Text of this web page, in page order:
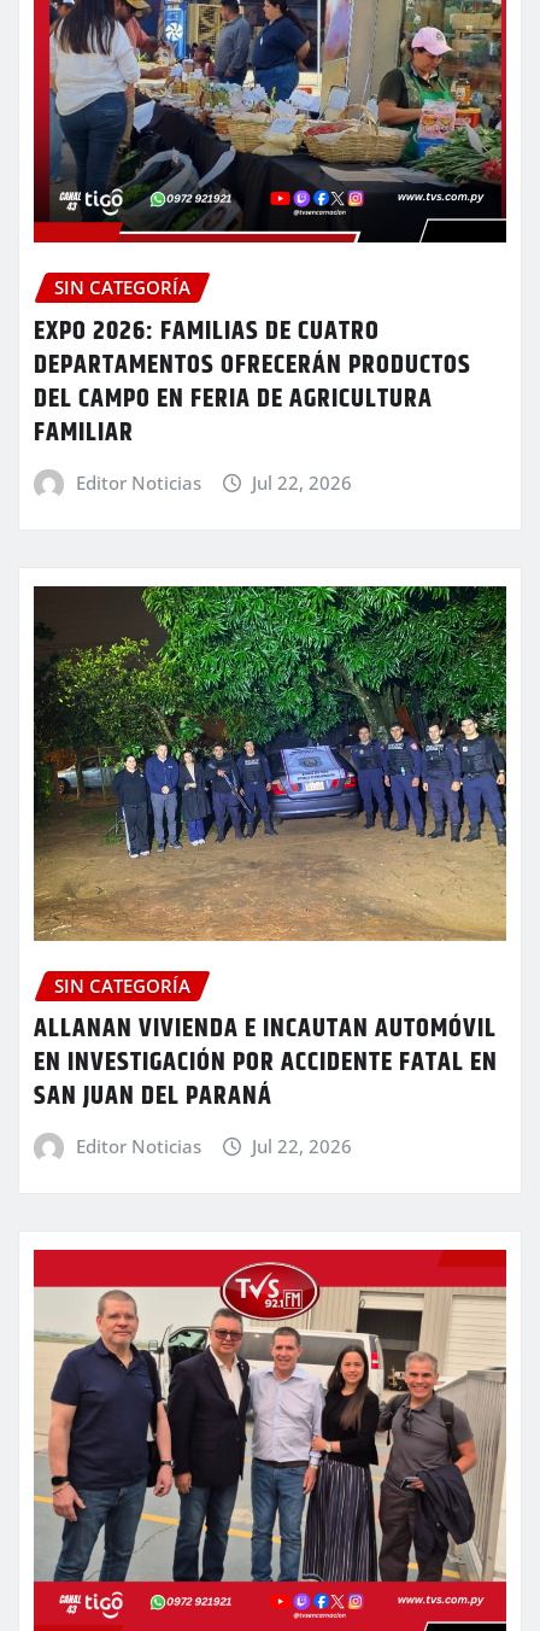
SIN CATEGORÍA
EXPO 2026: FAMILIAS DE CUATRO
DEPARTAMENTOS OFRECERÁN PRODUCTOS
DEL CAMPO EN FERIA DE AGRICULTURA
FAMILIAR
Editor Noticias Jul 22, 2026
SIN CATEGORÍA
ALLANAN VIVIENDA E INCAUTAN AUTOMÓVIL
EN INVESTIGACIÓN POR ACCIDENTE FATAL EN
SAN JUAN DEL PARANÁ
Editor Noticias Jul 22, 2026